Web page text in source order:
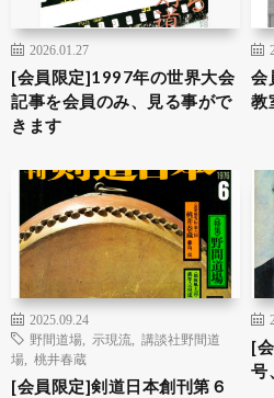
2026.01.27
[会員限定]1997年の世界大会
記事を会員のみ、見る事がで
きます
会
教
2025.09.24
野間道場
示現流
講談社野間道
場
桃井春蔵
[会員限定]剣道日本創刊第６
[
号